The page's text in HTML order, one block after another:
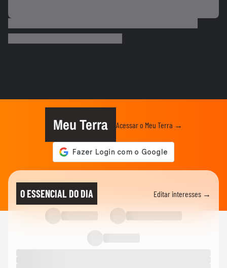
embaixadora do Brasil nos EUA; saiba...
Zema diz que, se eleito, irá dialogar com
parlamentares, mas que...
Favoritos, indefinição: veja como vai
começar a campanha nos...
Cleitinho volta atrás e pede candidatura ao
governo de MG: ‘Quem...
Meu Terra Acessar o Meu Terra →
O ESSENCIAL DO DIA Editar interesses →